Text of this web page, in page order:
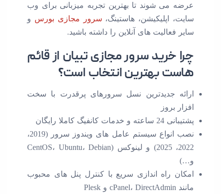
عرضه می شوند تا بهترین تجربه میزبانی برای وب
سایت، اپلیکیشن، هاستینگ، سرور مجازی بورس و
سایر فعالیت های آنلاین را داشته باشید.
چرا خرید سرور مجازی تبیان از قائم
هاست بهترین انتخاب است؟
ارائه جدیدترین نسل سرورهای پرقدرت با سخت
افزار بروز
پشتیبانی 24 ساعته و خدمات کانفیگ کاملا رایگان
نصب انواع سیستم عامل های ویندوز سرور (2019،
2022، 2025) و لینوکس (CentOS، Ubuntu، Debian
و…)
امکان راه اندازی سریع با کنترل پنل های محبوب
مانند cPanel، DirectAdmin و Plesk